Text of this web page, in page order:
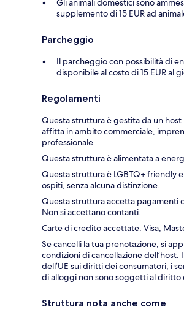
Gli animali domestici sono
supplemento di 15 EUR ad
Parcheggio
Il parcheggio con possibilità di
disponibile al costo di 15 EUR al
Regolamenti
Questa struttura è gestita da un host
affitta in ambito commerciale,
professionale.
Questa struttura è alimentata a
Questa struttura è LGBTQ+ friendly
ospiti, senza alcuna distinzione.
Questa struttura accetta pagamenti
Non si accettano contanti.
Carte di credito accettate: Visa,
Se cancelli la tua prenotazione, si
condizioni di cancellazione dell’host.
dell’UE sui diritti dei consumatori, i
di alloggi non sono soggetti al diritto
Struttura nota anche come